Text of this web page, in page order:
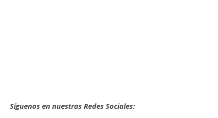
Síguenos en nuestras Redes Sociales: